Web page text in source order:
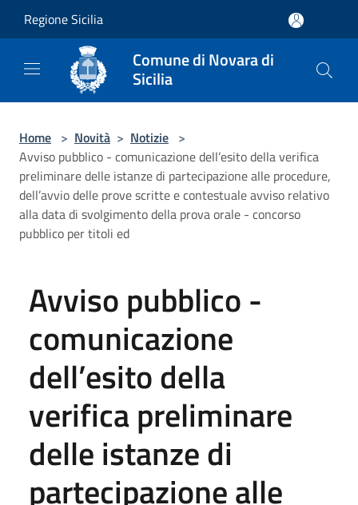
Regione Sicilia
Comune di Novara di
Sicilia
Home > Novità > Notizie >
Avviso pubblico - comunicazione dell’esito della verifica
preliminare delle istanze di partecipazione alle procedure,
dell’avvio delle prove scritte e contestuale avviso relativo
alla data di svolgimento della prova orale - concorso
pubblico per titoli ed
Avviso pubblico -
comunicazione
dell’esito della
verifica preliminare
delle istanze di
partecipazione alle